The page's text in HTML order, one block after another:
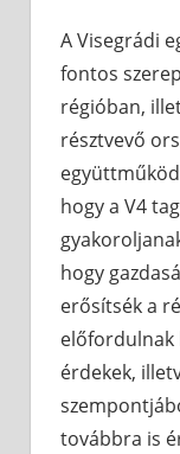
A Visegrádi
fontos
régióban,
résztvevő
hogy a V4
hogy
erősítsék a
előfordulnak
érdekek,
továbbra is